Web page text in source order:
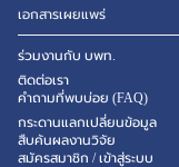
เอกสารเผยแพร่
ร่วมงานกับ บพท.
ติดต่อเรา
คำถามที่พบบ่อย (FAQ)
กระดานแลกเปลี่ยนข้อมูล
สืบค้นผลงานวิจัย
สมัครสมาชิก / เข้าสู่ระบบ